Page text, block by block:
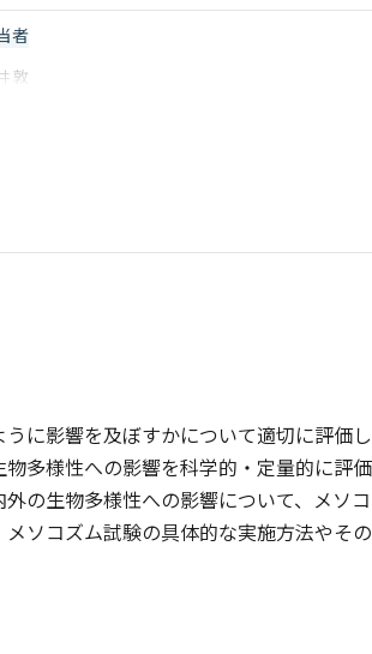
者
敦
に影響を及ぼすかについて適切に評価
多様性への影響を科学的・定量的に評
の生物多様性への影響について、メソ
ソコズム試験の具体的な実施方法やそ